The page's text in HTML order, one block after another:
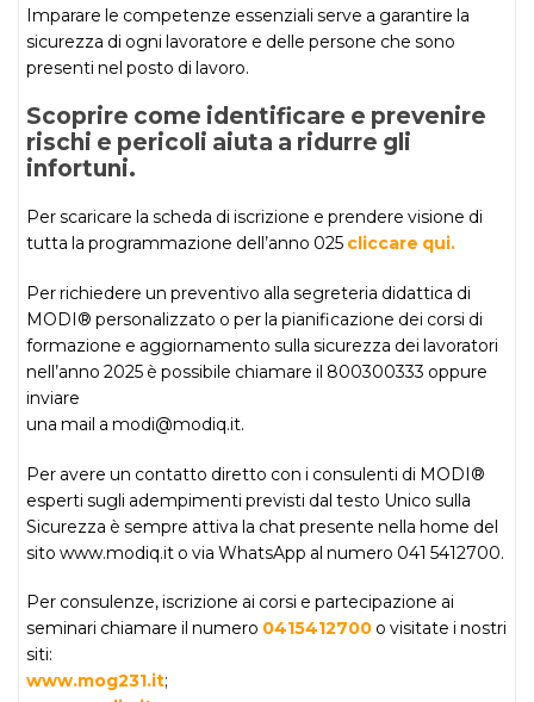
Imparare le competenze essenziali serve a garantire la
sicurezza di ogni lavoratore e delle persone che sono
presenti nel posto di lavoro.
Scoprire come identificare e prevenire
rischi e pericoli aiuta a ridurre gli
infortuni.
Per scaricare la scheda di iscrizione e prendere visione di
tutta la programmazione dell’anno 025 cliccare qui.
Per richiedere un preventivo alla segreteria didattica di
MODI® personalizzato o per la pianificazione dei corsi di
formazione e aggiornamento sulla sicurezza dei lavoratori
nell’anno 2025 è possibile chiamare il 800300333 oppure
inviare
una mail a modi@modiq.it.
Per avere un contatto diretto con i consulenti di MODI®
esperti sugli adempimenti previsti dal testo Unico sulla
Sicurezza è sempre attiva la chat presente nella home del
sito www.modiq.it o via WhatsApp al numero 041 5412700.
Per consulenze, iscrizione ai corsi e partecipazione ai
seminari chiamare il numero 0415412700o visitate i nostri
siti:
www.mog231.it;